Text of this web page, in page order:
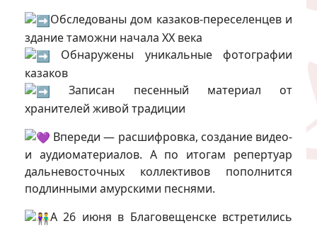
Обследованы дом казаков-переселенцев и
здание таможни начала ХХ века
Обнаружены уникальные фотографии
казаков
Записан песенный материал от
хранителей живой традиции
Впереди — расшифровка, создание видео-
и аудиоматериалов. А по итогам репертуар
дальневосточных коллективов пополнится
подлинными амурскими песнями.
А 26 июня в Благовещенске встретились